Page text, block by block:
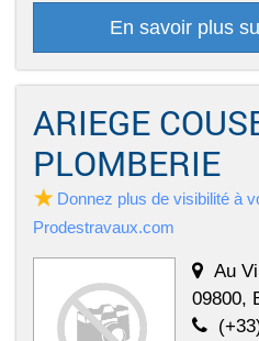
En savoir plus
ARIEGE
PLOMBERIE
Donnez plus de visibilité à
Prodestravaux.com
Au
09800,